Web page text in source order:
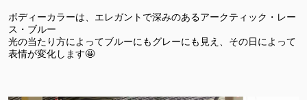
ボディーカラーは、エレガントで深みのあるアークティック・レー
ス・ブルー
光の当たり方によってブルーにもグレーにも見え、その日によって
表情が変化します🤩